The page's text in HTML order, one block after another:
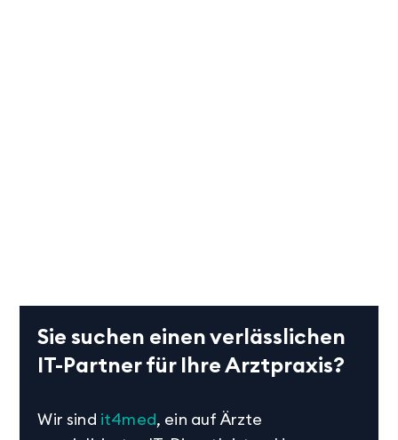
Sie suchen einen verlässlichen
IT-Partner für Ihre Arztpraxis?
Wir sind it4med, ein auf Ärzte